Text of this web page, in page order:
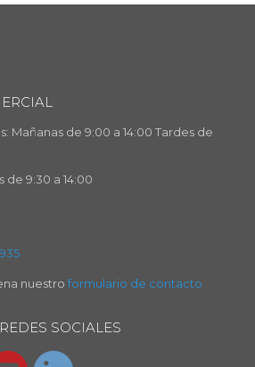
Mañanas de 9:00 a 14:00 Tardes de
de 9:30 a 14:00
nuestro formulario de contacto
SOCIALES